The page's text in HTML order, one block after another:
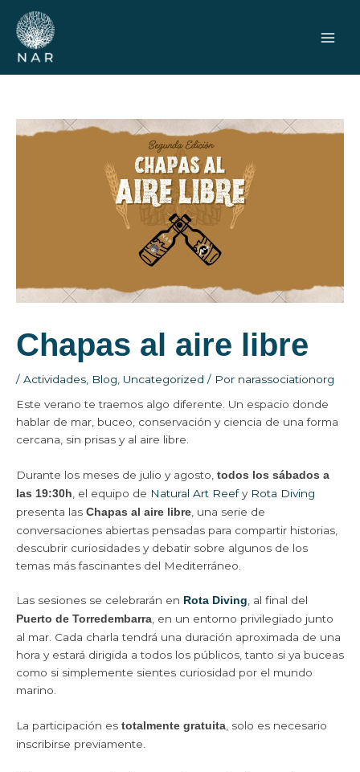
contenido
Chapas al aire libre
/ Actividades Blog Uncategorized / Por narassociationorg
Este verano te traemos algo diferente. Un espacio donde
hablar de mar, buceo, conservación y ciencia de una forma
cercana, sin prisas y al aire libre.
Durante los meses de julio y agosto, todos los sábados a
las 19:30h , el equipo de Natural Art Reefy Rota Diving
presenta las Chapas al aire libre , una serie de
conversaciones abiertas pensadas para compartir historias,
descubrir curiosidades y debatir sobre algunos de los
temas más fascinantes del Mediterráneo.
Las sesiones se celebrarán en Rota Diving, al final del
Puerto de Torredembarra, en un entorno privilegiado junto
al mar. Cada charla tendrá una duración aproximada de una
hora y estará dirigida a todos los públicos, tanto si ya buceas
como si simplemente sientes curiosidad por el mundo
marino.
La participación es totalmente gratuita, solo es necesario
inscribirse previamente.